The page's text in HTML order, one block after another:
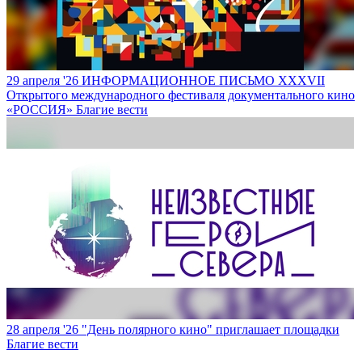
29 апреля '26 ИНФОРМАЦИОННОЕ ПИСЬМО XXXVII
Открытого международного фестиваля документального кино
«РОССИЯ» Благие вести
28 апреля '26 "День полярного кино" приглашает площадки
Благие вести